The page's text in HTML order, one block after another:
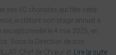
et ses 60 choristes qui fête cette
a clôturé son stage annuel à
exceptionnelle le 4 mai 2025, en
Sous la Direction de son
Chef de Chœur et Lire la suite